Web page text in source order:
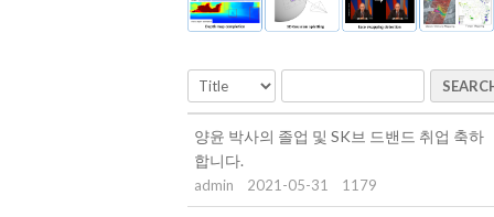
양윤 박사의 졸업 및 SK브 드밴드 취업 축하
합니다.
admin 2021-05-31 1179